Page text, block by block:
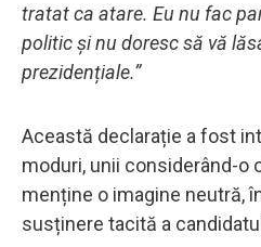
tratat ca atare. Eu nu fac
politic și nu doresc să vă
prezidențiale.”
Această declarație a fost
moduri, unii considerând-o
menține o imagine neutră,
susținere tacită a